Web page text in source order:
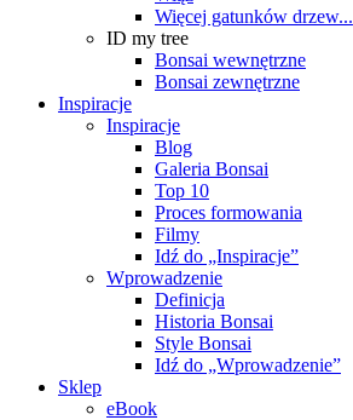
Więcej gatunków drzew...
ID my tree
Bonsai wewnętrzne
Bonsai zewnętrzne
Inspiracje
Inspiracje
Blog
Galeria Bonsai
Top 10
Proces formowania
Filmy
Idź do „Inspiracje”
Wprowadzenie
Definicja
Historia Bonsai
Style Bonsai
Idź do „Wprowadzenie”
Sklep
eBook